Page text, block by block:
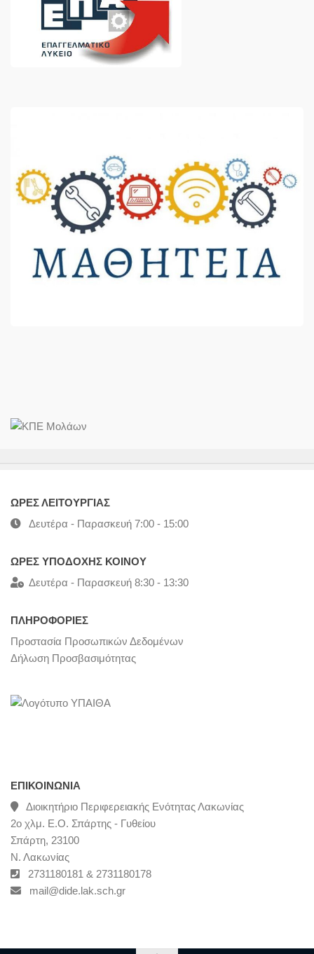
ΩΡΕΣ ΛΕΙΤΟΥΡΓΙΑΣ
Δευτέρα - Παρασκευή 7:00 - 15:00
ΩΡΕΣ ΥΠΟΔΟΧΗΣ ΚΟΙΝΟΥ
Δευτέρα - Παρασκευή 8:30 - 13:30
ΠΛΗΡΟΦΟΡΙΕΣ
Προστασία Προσωπικών Δεδομένων
Δήλωση Προσβασιμότητας
ΕΠΙΚΟΙΝΩΝΊΑ
Διοικητήριο Περιφερειακής Ενότητας Λακωνίας
2ο χλμ. Ε.Ο. Σπάρτης - Γυθείου
Σπάρτη, 23100
Ν. Λακωνίας
2731180181 & 2731180178
mail@dide.lak.sch.gr